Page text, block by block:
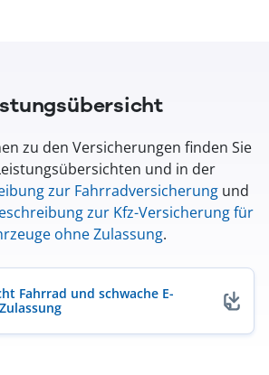
zu den Versicherungen finden Sie
und in der
zur Fahrradversicherung und
zur Kfz-Versicherung für
ohne Zulassung.
Fahrrad und schwache E-